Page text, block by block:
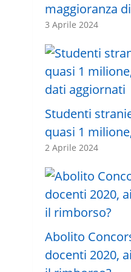
maggioranza
3 Aprile 2024
Studenti
quasi 1
2 Aprile 2024
Abolito
docenti 2020,